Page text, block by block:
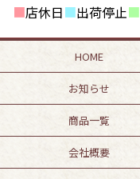
■店休日■出荷停止■
HOME
お知らせ
商品一覧
会社概要